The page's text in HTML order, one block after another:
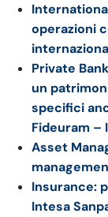
operazioni
Private
un
specifici
Fideuram –
Asset
Insurance:
Intesa